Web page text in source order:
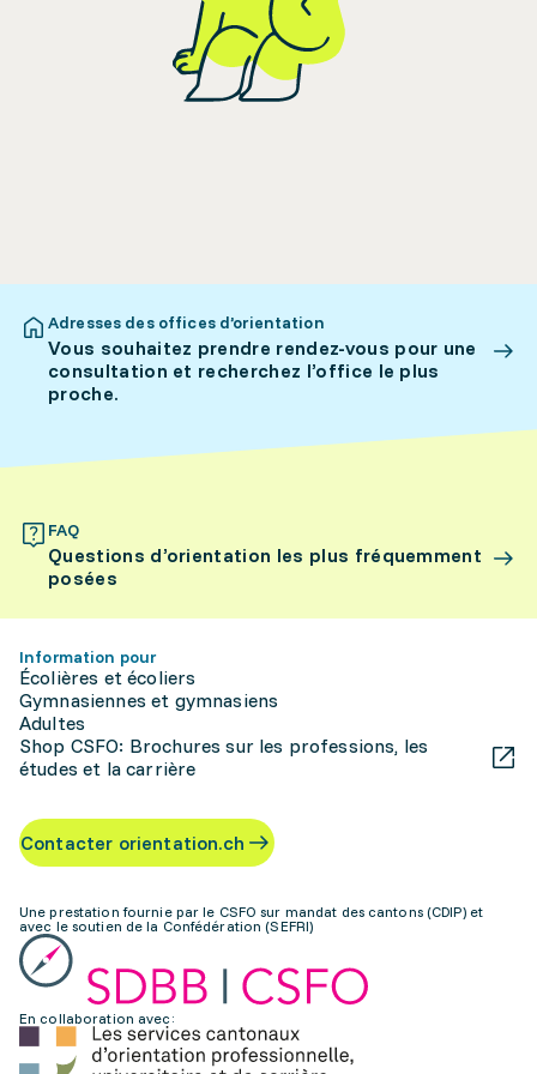
Adresses des offices d’orientation
Vous souhaitez prendre rendez-vous pour une
consultation et recherchez l’office le plus
proche.
FAQ
Questions d’orientation les plus fréquemment
posées
Information pour
Écolières et écoliers
Gymnasiennes et gymnasiens
Adultes
Shop CSFO: Brochures sur les professions, les
études et la carrière
Contacter orientation.ch
Une prestation fournie par le CSFO sur mandat des cantons (CDIP) et
avec le soutien de la Confédération (SEFRI)
En collaboration avec: